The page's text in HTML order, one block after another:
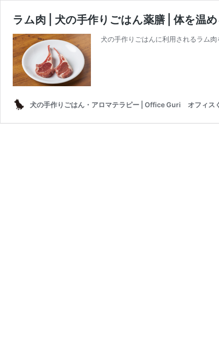
ラム肉 | 犬の手作りごはん薬膳 | 体を温
犬の手作りごはんに利用されるラム
犬の手作りごはん・アロマテラピー | Office Guri オフィス